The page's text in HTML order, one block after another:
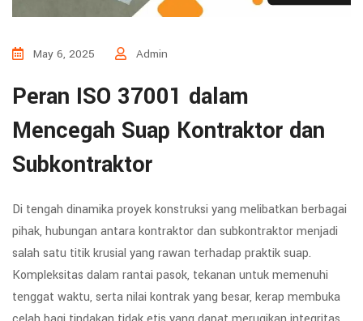
May 6, 2025 Admin
Peran ISO 37001 dalam
Mencegah Suap Kontraktor dan
Subkontraktor
Di tengah dinamika proyek konstruksi yang melibatkan berbagai
pihak, hubungan antara kontraktor dan subkontraktor menjadi
salah satu titik krusial yang rawan terhadap praktik suap.
Kompleksitas dalam rantai pasok, tekanan untuk memenuhi
tenggat waktu, serta nilai kontrak yang besar, kerap membuka